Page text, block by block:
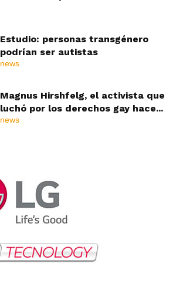
Estudio: personas transgénero
podrían ser autistas
Magnus Hirshfelg, el activista que
luchó por los derechos gay hace...